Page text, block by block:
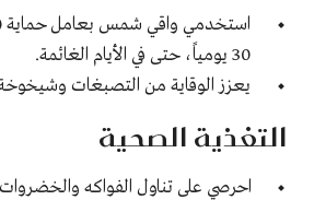
استخدمي واقي شمس
30 يومياً، حتى في الأيام الغائمة.
يعزز الوقاية من التصبغات وشيخوخة
التغذية الصحية
احرصي على تناول الفواكه